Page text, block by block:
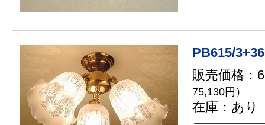
PB615/
販売価格：
75,130円）
在庫：あり